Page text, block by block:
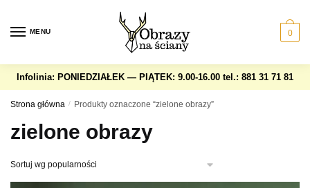
navigation
content
MENU 0
Infolinia: PONIEDZIAŁEK — PIĄTEK: 9.00-16.00 tel.: 881 31 71 81
Strona główna / Produkty oznaczone “zielone obrazy”
zielone obrazy